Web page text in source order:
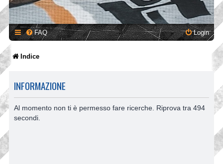
FAQ Login
Indice
INFORMAZIONE
Al momento non ti è permesso fare ricerche. Riprova tra 494
secondi.